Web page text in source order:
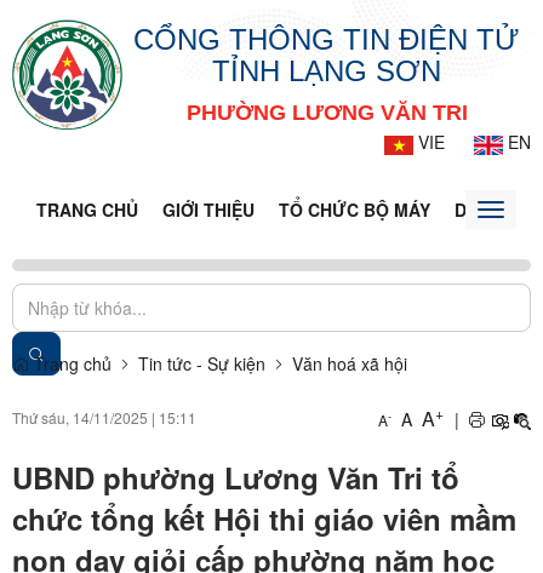
CỔNG THÔNG TIN ĐIỆN TỬ
TỈNH LẠNG SƠN
PHƯỜNG LƯƠNG VĂN TRI
VIE
EN
TRANG CHỦ GIỚI THIỆU TỔ CHỨC BỘ MÁY DOANH
Toggle
Trang chủ Tin tức - Sự kiện Văn hoá xã hội
Thứ sáu, 14/11/2025 | 15:11 A- A A+ |
UBND phường Lương Văn Tri tổ
chức tổng kết Hội thi giáo viên mầm
non dạy giỏi cấp phường năm học